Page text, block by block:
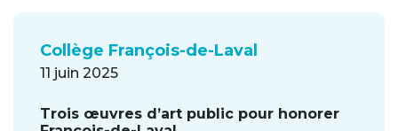
Collège François-de-Laval
11 juin 2025
Trois œuvres d’art public pour honorer